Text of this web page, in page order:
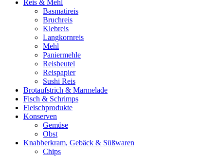
Reis & Mehl
Basmatireis
Bruchreis
Klebreis
Langkornreis
Mehl
Paniermehle
Reisbeutel
Reispapier
Sushi Reis
Brotaufstrich & Marmelade
Fisch & Schrimps
Fleischprodukte
Konserven
Gemüse
Obst
Knabberkram, Gebäck & Süßwaren
Chips